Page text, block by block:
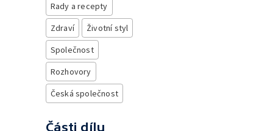
Rady a recepty
Zdraví
Životní styl
Společnost
Rozhovory
Česká společnost
Části dílu